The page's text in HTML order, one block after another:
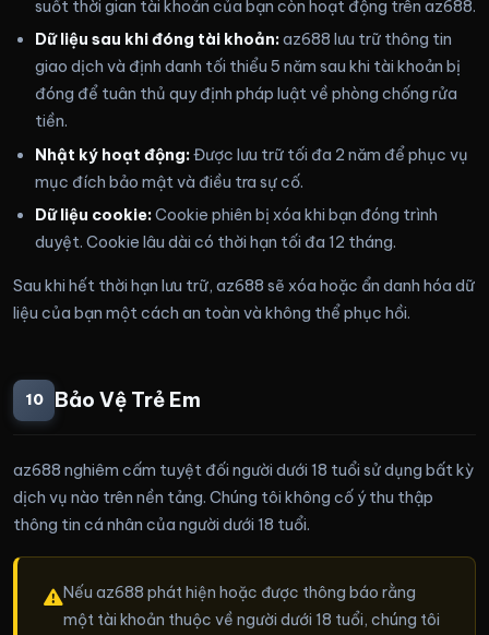
suốt thời gian tài khoản của bạn còn hoạt động trên az688.
Dữ liệu sau khi đóng tài khoản:az688 lưu trữ thông tin
giao dịch và định danh tối thiểu 5 năm sau khi tài khoản bị
đóng để tuân thủ quy định pháp luật về phòng chống rửa
tiền.
Nhật ký hoạt động:Được lưu trữ tối đa 2 năm để phục vụ
mục đích bảo mật và điều tra sự cố.
Dữ liệu cookie:Cookie phiên bị xóa khi bạn đóng trình
duyệt. Cookie lâu dài có thời hạn tối đa 12 tháng.
Sau khi hết thời hạn lưu trữ, az688 sẽ xóa hoặc ẩn danh hóa dữ
liệu của bạn một cách an toàn và không thể phục hồi.
10 Bảo Vệ Trẻ Em
az688 nghiêm cấm tuyệt đối người dưới 18 tuổi sử dụng bất kỳ
dịch vụ nào trên nền tảng. Chúng tôi không cố ý thu thập
thông tin cá nhân của người dưới 18 tuổi.
Nếu az688 phát hiện hoặc được thông báo rằng
một tài khoản thuộc về người dưới 18 tuổi, chúng tôi